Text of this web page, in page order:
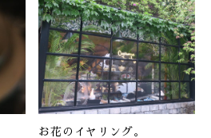
お花のイヤリング。